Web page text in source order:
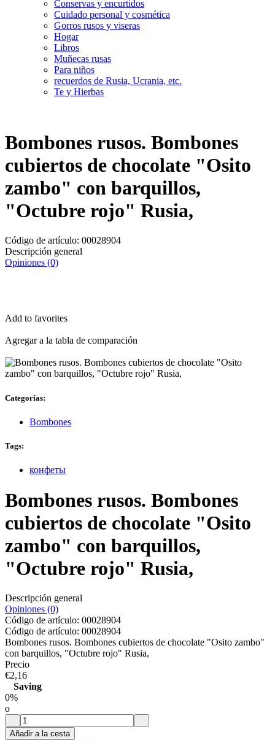
Conservas y encurtidos
Cuidado personal y cosmética
Gorros rusos y viseras
Hogar
Libros
Muñecas rusas
Para niños
recuerdos de Rusia, Ucrania, etc.
Te y Hierbas
Bombones rusos. Bombones
cubiertos de chocolate "Оsito
zambo" con barquillos,
"Оctubre rojo" Rusia,
Código de artículo: 00028904
Descripción general
Opiniones (0)
Add to favorites
Agregar a la tabla de comparación
Categorías:
Bombones
Tags:
конфеты
Bombones rusos. Bombones
cubiertos de chocolate "Оsito
zambo" con barquillos,
"Оctubre rojo" Rusia,
Descripción general
Opiniones (0)
Código de artículo: 00028904
Código de artículo: 00028904
Bombones rusos. Bombones cubiertos de chocolate "Оsito zambo"
con barquillos, "Оctubre rojo" Rusia,
Precio
€2,16
Saving
0%
o
Añadir a la cesta